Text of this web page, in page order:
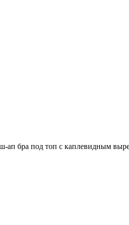
ап бра под топ с каплевидным